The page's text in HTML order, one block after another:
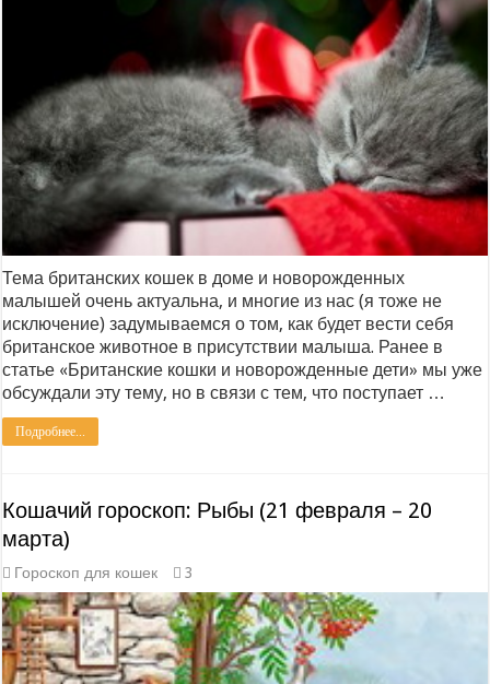
Тема британских кошек в доме и новорожденных
малышей очень актуальна, и многие из нас (я тоже не
исключение) задумываемся о том, как будет вести себя
британское животное в присутствии малыша. Ранее в
статье «Британские кошки и новорожденные дети» мы уже
обсуждали эту тему, но в связи с тем, что поступает …
Подробнее...
Кошачий гороскоп: Рыбы (21 февраля – 20
марта)
Гороскоп для кошек 3